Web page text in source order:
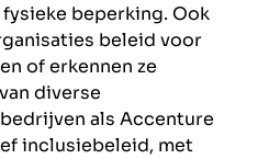
beperking. Ook
beleid voor
of erkennen ze
diverse
als Accenture
inclusiebeleid, met